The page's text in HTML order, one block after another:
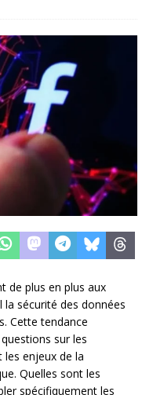
de plus en plus aux
sécurité des données
Cette tendance
sur les
enjeux de la
Quelles sont les
spécifiquement les